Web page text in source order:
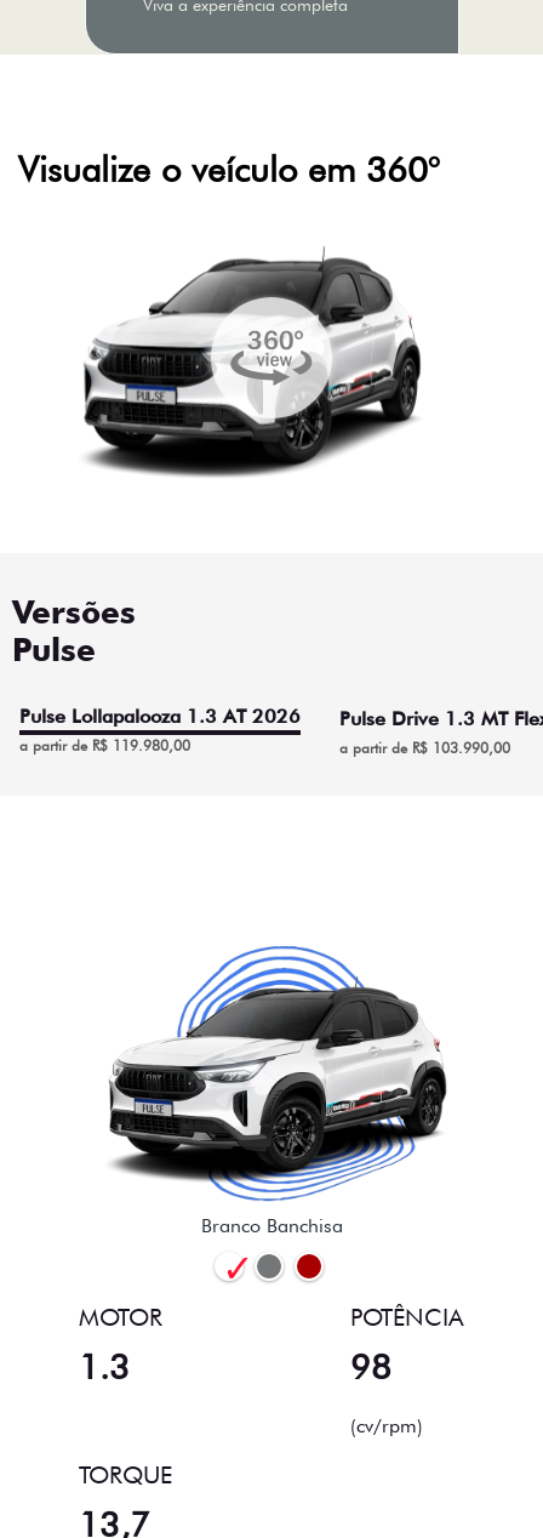
Viva a experiência completa
Visualize o veículo em 360°
Versões
Pulse
Pulse Lollapalooza 1.3 AT 2026
a partir de R$ 119.980,00
Pulse Drive 1.3 MT
a partir de R$ 103.990,00
Branco Banchisa
MOTOR
1.3
POTÊNCIA
98
(cv/rpm)
TORQUE
13,7